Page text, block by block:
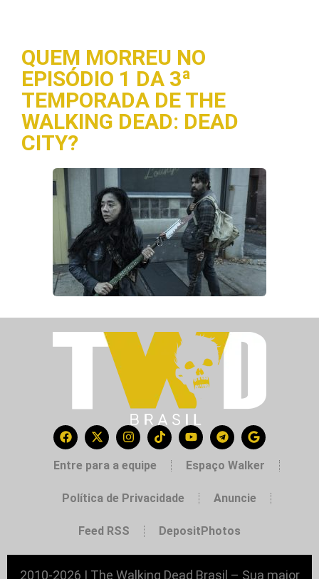
QUEM MORREU NO
EPISÓDIO 1 DA 3ª
TEMPORADA DE THE
WALKING DEAD: DEAD
CITY?
Entre para a equipe Espaço Walker
Política de Privacidade Anuncie
Feed RSS DepositPhotos
2010-2026 | The Walking Dead Brasil – Sua maior